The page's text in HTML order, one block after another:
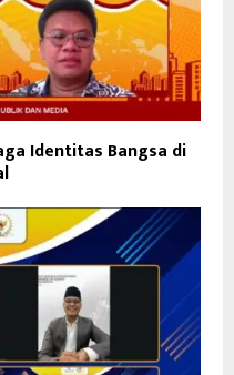
Identitas Bangsa di